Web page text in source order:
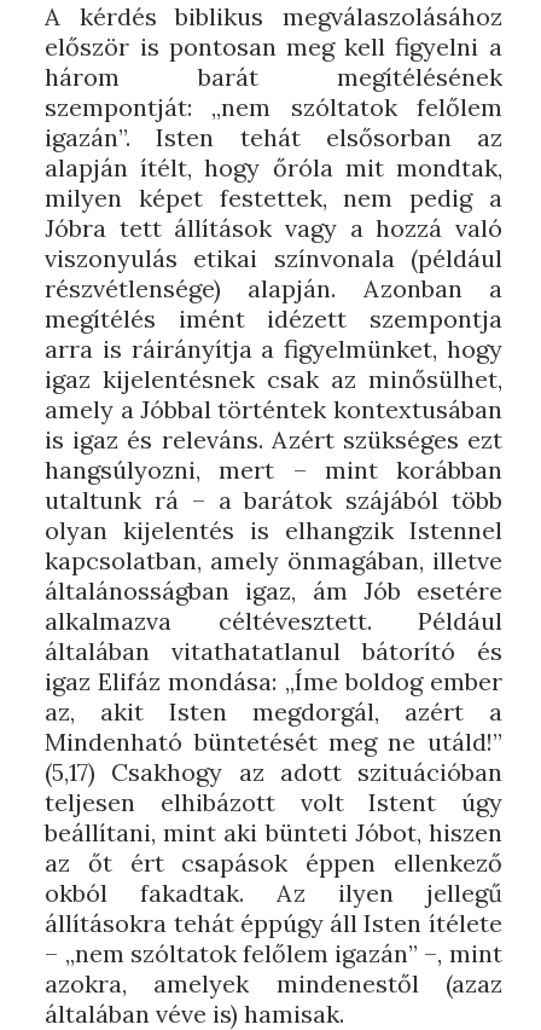
A kérdés biblikus megválaszolásához
először is pontosan meg kell figyelni a
három barát megítélésének
szempontját: „nem szóltatok felőlem
igazán”. Isten tehát elsősorban az
alapján ítélt, hogy őróla mit mondtak,
milyen képet festettek, nem pedig a
Jóbra tett állítások vagy a hozzá való
viszonyulás etikai színvonala (például
részvétlensége) alapján. Azonban a
megítélés imént idézett szempontja
arra is ráirányítja a figyelmünket, hogy
igaz kijelentésnek csak az minősülhet,
amely a Jóbbal történtek kontextusában
is igaz és releváns. Azért szükséges ezt
hangsúlyozni, mert – mint korábban
utaltunk rá – a barátok szájából több
olyan kijelentés is elhangzik Istennel
kapcsolatban, amely önmagában, illetve
általánosságban igaz, ám Jób esetére
alkalmazva céltévesztett. Például
általában vitathatatlanul bátorító és
igaz Elifáz mondása: „Íme boldog ember
az, akit Isten megdorgál, azért a
Mindenható büntetését meg ne utáld!”
(5,17) Csakhogy az adott szituációban
teljesen elhibázott volt Istent úgy
beállítani, mint aki bünteti Jóbot, hiszen
az őt ért csapások éppen ellenkező
okból fakadtak. Az ilyen jellegű
állításokra tehát éppúgy áll Isten ítélete
– „nem szóltatok felőlem igazán” –, mint
azokra, amelyek mindenestől (azaz
általában véve is) hamisak.